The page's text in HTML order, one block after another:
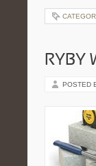
RYBY
POSTED